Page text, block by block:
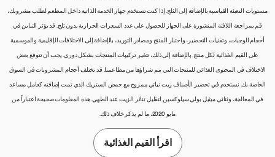
مستويات التعبئة القياسية بالإضافة إلى الثلج. إذا كنت تستخدم جهاز الخدمة الذاتية داخل المطعم لطلب مشروبك،
قم بمراجعة اللافتة المنشورة على الجهاز للحصول على عدد السعرات الحرارية بدون ثلج. قد يؤثر التباين في
أحجام الوجبات، وتقنيات التحضير، واختبار المنتج ومصادر التوريد، بالإضافة إلى الاختلافات الإقليمية والموسمية
على القيم الغذائية لكل منتج. بالإضافة إلى ذلك، تتغير تركيبات المنتجات بشكل دوري. يجب أن تتوقع بعض
الاختلاف في المحتوى الغذائي للمنتجات التي يتم شراؤها من مطاعمنا. قد تختلف أحجام المشروبات في السوق
الخاصة بك. نستخدم في تحضير الأصناف زيت نباتي ممزوج مع حمض الستريك الذي تمت إضافته كعامل مساعد
في المعالجة، وثنائي ميثيل بولي سيلوكسين لتقليل تناثر الزيت عند الطهي. هذه المعلومات صحيحة اعتباراً من
مايو 2020، ما لم يذكر خلاف ذلك.
اقرأ القيم الغذائية